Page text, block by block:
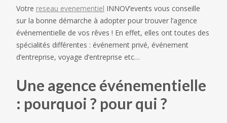
Votre reseau evenementiel INNOV’events vous conseille
sur la bonne démarche à adopter pour trouver l’agence
événementielle de vos rêves ! En effet, elles ont toutes des
spécialités différentes : événement privé, événement
d’entreprise, voyage d’entreprise etc…
Une agence événementielle
: pourquoi ? pour qui ?